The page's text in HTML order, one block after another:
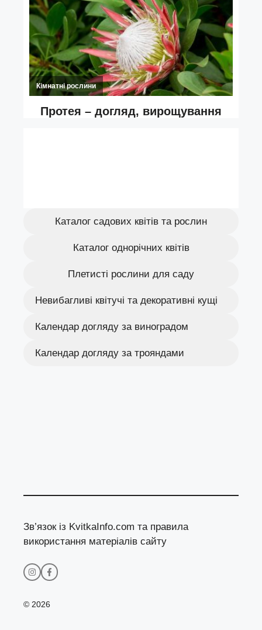
Каталог садових квітів та рослин
Каталог однорічних квітів
Плетисті рослини для саду
Невибагливі квітучі та декоративні кущі
Календар догляду за виноградом
Календар догляду за трояндами
Зв’язок із KvitkaInfo.com та правила
використання матеріалів сайту
© 2026